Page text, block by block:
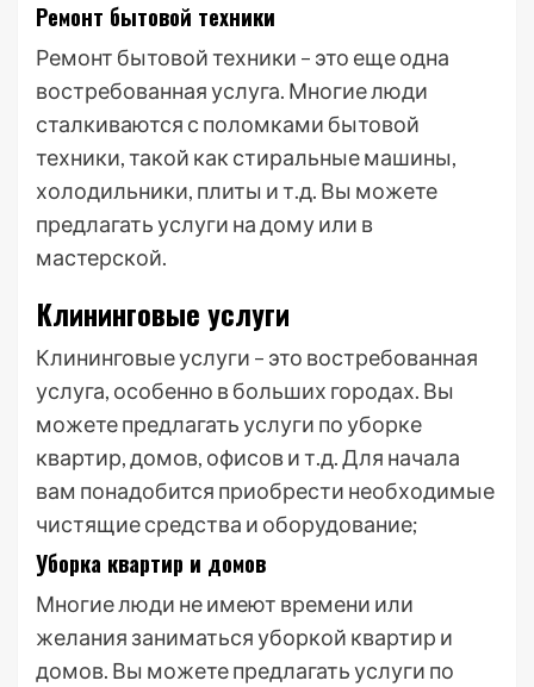
Ремонт бытовой техники
Ремонт бытовой техники – это еще одна
востребованная услуга. Многие люди
сталкиваются с поломками бытовой
техники, такой как стиральные машины,
холодильники, плиты и т.д. Вы можете
предлагать услуги на дому или в
мастерской.
Клининговые услуги
Клининговые услуги – это востребованная
услуга, особенно в больших городах. Вы
можете предлагать услуги по уборке
квартир, домов, офисов и т.д. Для начала
вам понадобится приобрести необходимые
чистящие средства и оборудование;
Уборка квартир и домов
Многие люди не имеют времени или
желания заниматься уборкой квартир и
домов. Вы можете предлагать услуги по